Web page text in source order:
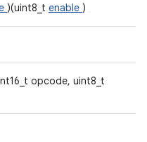
)(uint8_t enable )
opcode, uint8_t